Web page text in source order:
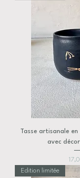
Tasse artisanale
avec
Prix
Edition limitée